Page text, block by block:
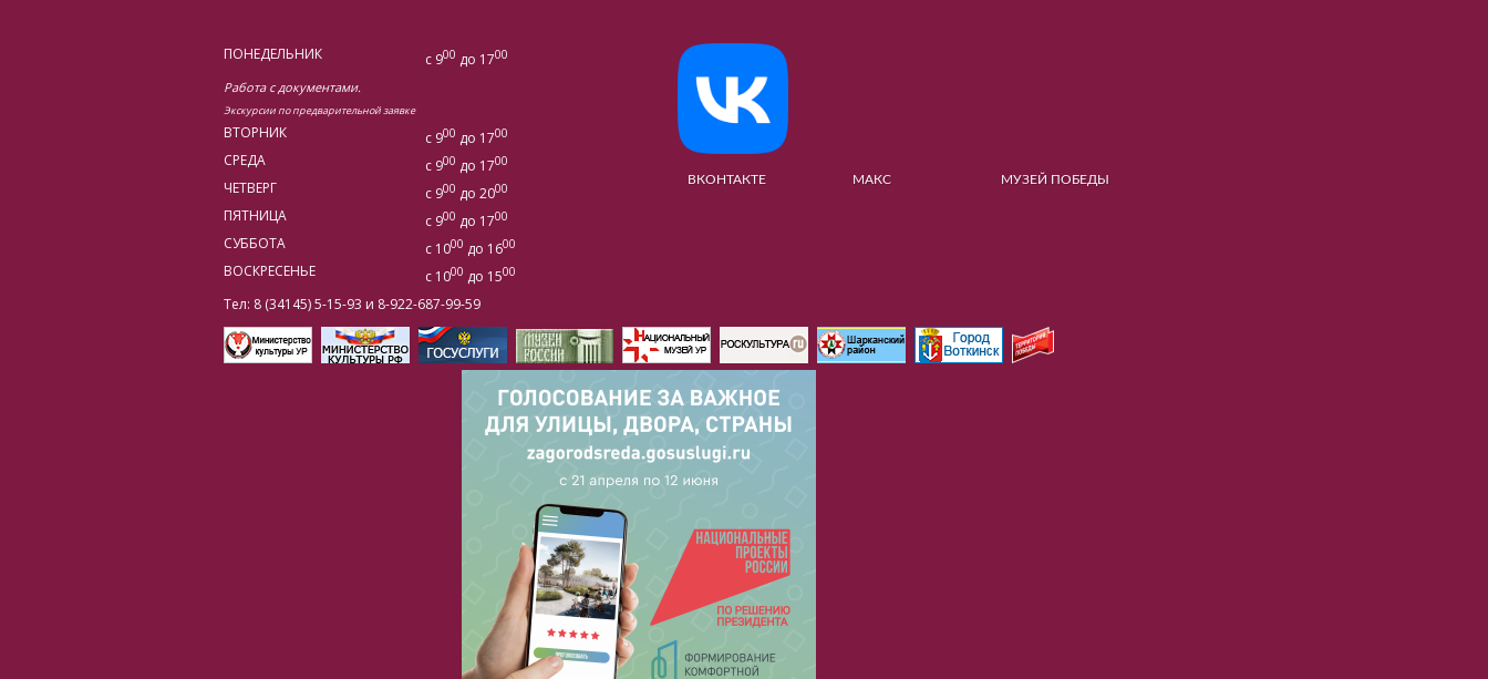
ПОНЕДЕЛЬНИК с 900 до 1700
Работа с документами.
Экскурсии по предварительной заявке
ВТОРНИК с 900 до 1700
СРЕДА с 900 до 1700
ЧЕТВЕРГ с 900 до 2000
ПЯТНИЦА с 900 до 1700
СУББОТА с 1000 до 1600
ВОСКРЕСЕНЬЕ с 1000 до 1500
Тел: 8 (34145) 5-15-93 и 8-922-687-99-59
ВКОНТАКТЕ МАКС МУЗЕЙ ПОБЕДЫ